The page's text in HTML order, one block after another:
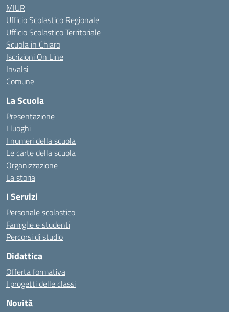
MIUR
Ufficio Scolastico Regionale
Ufficio Scolastico Territoriale
Scuola in Chiaro
Iscrizioni On Line
Invalsi
Comune
La Scuola
Presentazione
I luoghi
I numeri della scuola
Le carte della scuola
Organizzazione
La storia
I Servizi
Personale scolastico
Famiglie e studenti
Percorsi di studio
Didattica
Offerta formativa
I progetti delle classi
Novità